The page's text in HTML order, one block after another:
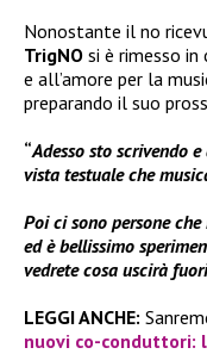
Nonostante il no
TrigNO si è rimesso
e all’amore per la
preparando il suo
“Adesso sto scrivendo
vista testuale che
Poi ci sono persone
ed è bellissimo
vedrete cosa uscirà fuori
LEGGI ANCHE:
nuovi co-conduttori: